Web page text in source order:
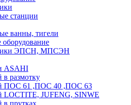
станции
ванны, тигели
оборудование
ЭПСН, МПСЭН
ASAHI
размотку
ПОС 61 ,ПОС 40 ,ПОС 63
LOCTITE, JUFENG, SINWE
прутках